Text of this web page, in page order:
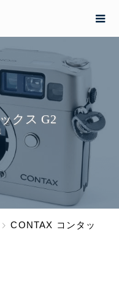
クス G2
CONTAX コンタッ